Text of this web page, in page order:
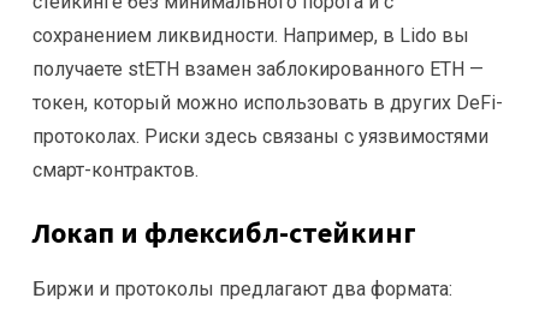
сохранением ликвидности. Например, в Lido вы
получаете stETH взамен заблокированного ETH —
токен, который можно использовать в других DeFi-
протоколах. Риски здесь связаны с уязвимостями
смарт-контрактов.
Локап и флексибл-стейкинг
Биржи и протоколы предлагают два формата: